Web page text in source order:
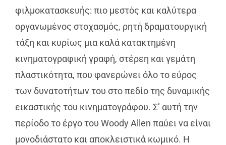
φιλμοκατασκευής: πιο μεστός και καλύτερα
οργανωμένος στοχασμός, ρητή δραματουργική
τάξη και κυρίως μια καλά κατακτημένη
κινηματογραφική γραφή, στέρεη και γεμάτη
πλαστικότητα, που φανερώνει όλο το εύρος
των δυνατοτήτων του στο πεδίο της δυναμικής
εικαστικής του κινηματογράφου. Σ’ αυτή την
περίοδο το έργο του Woody Allen παύει να είναι
μονοδιάστατο και αποκλειστικά κωμικό. Η